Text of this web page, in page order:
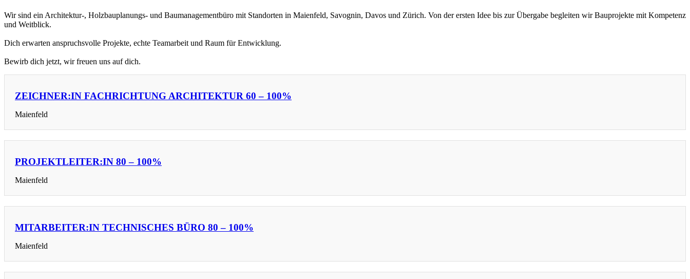
Wir sind ein Architektur-, Holzbauplanungs- und Baumanagementbüro mit Standorten in Maienfeld, Savognin, Davos und Zürich. Von der ersten Idee bis zur Übergabe begleiten wir Bauprojekte mit Kompetenz
und Weitblick.
Dich erwarten anspruchsvolle Projekte, echte Teamarbeit und Raum für Entwicklung.
Bewirb dich jetzt, wir freuen uns auf dich.
ZEICHNER:IN FACHRICHTUNG ARCHITEKTUR 60 – 100%
Maienfeld
PROJEKTLEITER:IN 80 – 100%
Maienfeld
MITARBEITER:IN TECHNISCHES BÜRO 80 – 100%
Maienfeld